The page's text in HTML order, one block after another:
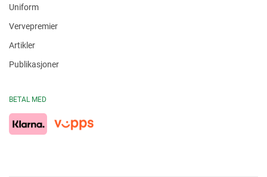
Uniform
Vervepremier
Artikler
Publikasjoner
BETAL MED